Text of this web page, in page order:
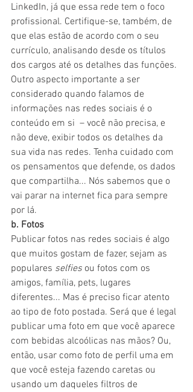
LinkedIn, já que essa rede tem o foco
profissional. Certifique-se, também, de
que elas estão de acordo com o seu
currículo, analisando desde os títulos
dos cargos até os detalhes das funções.
Outro aspecto importante a ser
considerado quando falamos de
informações nas redes sociais é o
conteúdo em si  – você não precisa, e
não deve, exibir todos os detalhes da
sua vida nas redes. Tenha cuidado com
os pensamentos que defende, os dados
que compartilha... Nós sabemos que o
vai parar na internet fica para sempre
por lá.
b. Fotos
Publicar fotos nas redes sociais é algo
que muitos gostam de fazer, sejam as
populares selfies ou fotos com os
amigos, família, pets, lugares
diferentes... Mas é preciso ficar atento
ao tipo de foto postada. Será que é legal
publicar uma foto em que você aparece
com bebidas alcoólicas nas mãos? Ou,
então, usar como foto de perfil uma em
que você esteja fazendo caretas ou
usando um daqueles filtros de